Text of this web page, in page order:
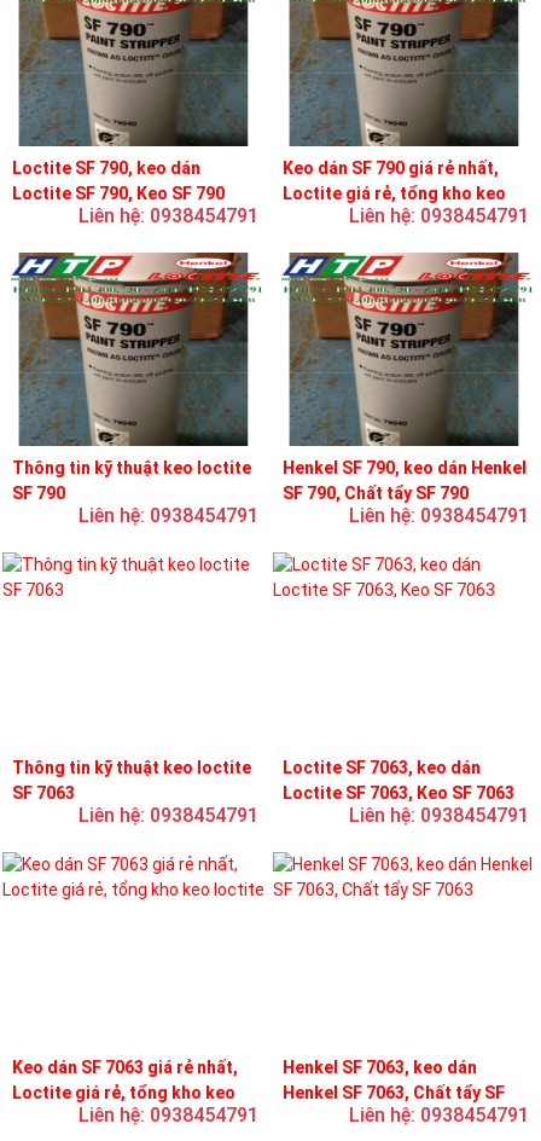
Loctite SF 790, keo dán
Loctite SF 790, Keo SF 790
Liên hệ: 0938454791
Keo dán SF 790 giá rẻ nhất,
Loctite giá rẻ, tổng kho keo
Liên hệ: 0938454791
Thông tin kỹ thuật keo loctite
SF 790
Liên hệ: 0938454791
Henkel SF 790, keo dán Henkel
SF 790, Chất tẩy SF 790
Liên hệ: 0938454791
Thông tin kỹ thuật keo loctite
SF 7063
Liên hệ: 0938454791
Loctite SF 7063, keo dán
Loctite SF 7063, Keo SF 7063
Liên hệ: 0938454791
Keo dán SF 7063 giá rẻ nhất,
Loctite giá rẻ, tổng kho keo
Liên hệ: 0938454791
Henkel SF 7063, keo dán
Henkel SF 7063, Chất tẩy SF
Liên hệ: 0938454791